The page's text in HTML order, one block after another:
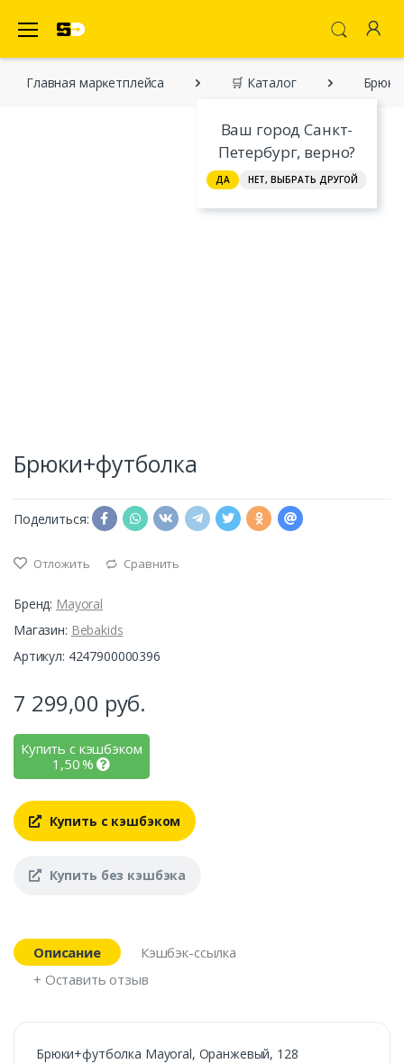
Ваш город Санкт-
Петербург, верно?
ДА НЕТ, ВЫБРАТЬ ДРУГОЙ
Главная марĸетплейса 🛒 Каталог
Брюки+футболка
Поделиться:
Отложить Сравнить
Бренд: Mayoral
Магазин: Bebakids
Артикул: 4247900000396
7 299,00 руб.
Купить с кэшбэком
1,50%
Купить с кэшбэком
Купить без кэшбэка
Описание
Кэшбэк-ссылка
+ Оставить отзыв
Брюки+футболка Mayoral, Оранжевый, 128